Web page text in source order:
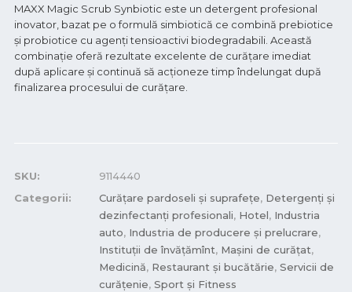
MAXX Magic Scrub Synbiotic este un detergent profesional
inovator, bazat pe o formulă simbiotică ce combină prebiotice
și probiotice cu agenți tensioactivi biodegradabili. Această
combinație oferă rezultate excelente de curățare imediat
după aplicare și continuă să acționeze timp îndelungat după
finalizarea procesului de curățare.
SKU:
9114440
Categorii:
Curățare pardoseli și suprafețe, Detergenți și
dezinfectanți profesionali, Hotel, Industria
auto, Industria de producere și prelucrare,
Instituții de învățămînt, Mașini de curățat,
Medicină, Restaurant și bucătărie, Servicii de
curățenie, Sport și Fitness